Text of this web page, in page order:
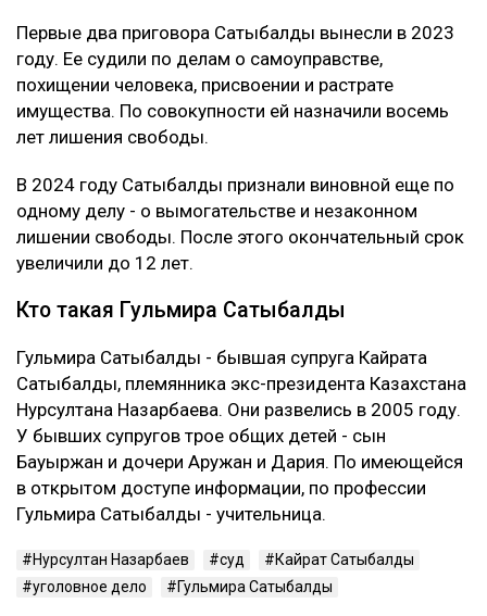
Первые два приговора Сатыбалды вынесли в 2023
году. Ее судили по делам о самоуправстве,
похищении человека, присвоении и растрате
имущества. По совокупности ей назначили восемь
лет лишения свободы.
В 2024 году Сатыбалды признали виновной еще по
одному делу - о вымогательстве и незаконном
лишении свободы. После этого окончательный срок
увеличили до 12 лет.
Кто такая Гульмира Сатыбалды
Гульмира Сатыбалды - бывшая супруга Кайрата
Сатыбалды, племянника экс-президента Казахстана
Нурсултана Назарбаева. Они развелись в 2005 году.
У бывших супругов трое общих детей - сын
Бауыржан и дочери Аружан и Дария. По имеющейся
в открытом доступе информации, по профессии
Гульмира Сатыбалды - учительница.
Нурсултан Назарбаев суд
Кайрат Сатыбалды
уголовное дело
Гульмира Сатыбалды